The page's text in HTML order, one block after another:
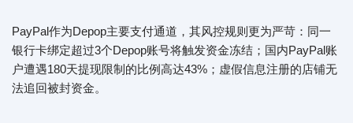
PayPal作为Depop主要支付通道，其风控规则更为严苛：同一
银行卡绑定超过3个Depop账号将触发资金冻结；国内PayPal账
户遭遇180天提现限制的比例高达43%；虚假信息注册的店铺无
法追回被封资金。